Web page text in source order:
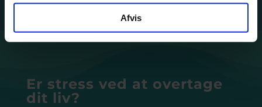
Afvis
Er stress ved at overtage
dit liv?